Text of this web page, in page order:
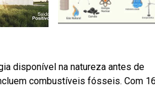
disponível na natureza antes de
combustíveis fósseis. Com